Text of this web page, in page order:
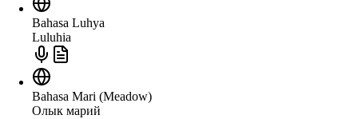
Bahasa Luhya
Luluhia
Bahasa Mari (Meadow)
Олык марий